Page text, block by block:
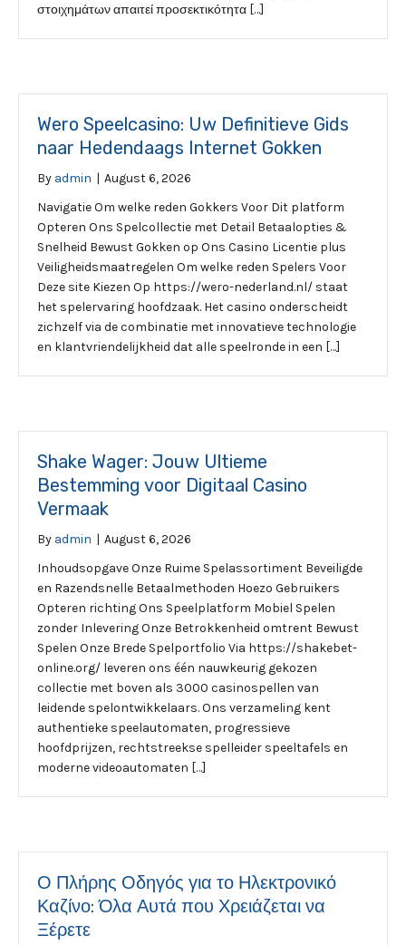
στοιχημάτων απαιτεί προσεκτικότητα […]
Wero Speelcasino: Uw Definitieve Gids
naar Hedendaags Internet Gokken
By admin | August 6, 2026
Navigatie Om welke reden Gokkers Voor Dit platform
Opteren Ons Spelcollectie met Detail Betaalopties &
Snelheid Bewust Gokken op Ons Casino Licentie plus
Veiligheidsmaatregelen Om welke reden Spelers Voor
Deze site Kiezen Op https://wero-nederland.nl/ staat
het spelervaring hoofdzaak. Het casino onderscheidt
zichzelf via de combinatie met innovatieve technologie
en klantvriendelijkheid dat alle speelronde in een […]
Shake Wager: Jouw Ultieme
Bestemming voor Digitaal Casino
Vermaak
By admin | August 6, 2026
Inhoudsopgave Onze Ruime Spelassortiment Beveiligde
en Razendsnelle Betaalmethoden Hoezo Gebruikers
Opteren richting Ons Speelplatform Mobiel Spelen
zonder Inlevering Onze Betrokkenheid omtrent Bewust
Spelen Onze Brede Spelportfolio Via https://shakebet-
online.org/ leveren ons één nauwkeurig gekozen
collectie met boven als 3000 casinospellen van
leidende spelontwikkelaars. Ons verzameling kent
authentieke speelautomaten, progressieve
hoofdprijzen, rechtstreekse spelleider speeltafels en
moderne videoautomaten […]
Ο Πλήρης Οδηγός για το Ηλεκτρονικό
Καζίνο: Όλα Αυτά που Χρειάζεται να
Ξέρετε